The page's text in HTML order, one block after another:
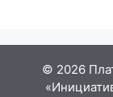
© 2026